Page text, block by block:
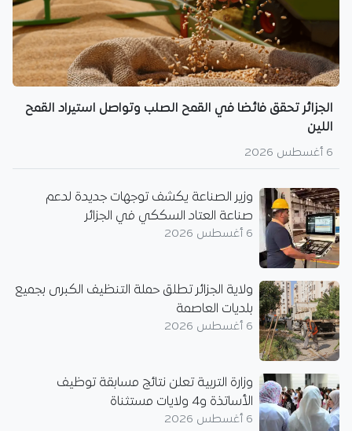
الجزائر تحقق فائضا في القمح الصلب وتواصل استيراد القمح
اللين
6 أغسطس 2026
وزير الصناعة يكشف توجهات جديدة لدعم
صناعة العتاد السككي في الجزائر
6 أغسطس 2026
ولاية الجزائر تطلق حملة التنظيف الكبرى بجميع
بلديات العاصمة
6 أغسطس 2026
وزارة التربية تعلن نتائج مسابقة توظيف
الأساتذة و4 ولايات مستثناة
6 أغسطس 2026